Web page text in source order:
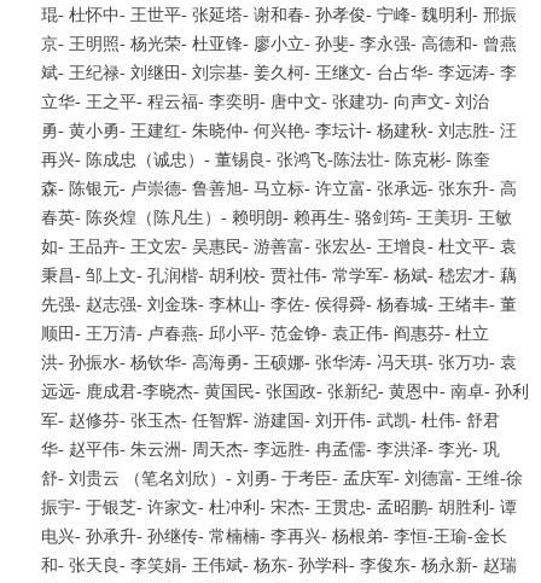
1 2 3 4
琨- 杜怀中- 王世平- 张延塔- 谢和春- 孙孝俊- 宁峰- 魏明利- 邢振
京- 王明照- 杨光荣- 杜亚锋- 廖小立- 孙斐- 李永强- 高德和- 曾燕
斌- 王纪禄- 刘继田- 刘宗基- 姜久柯- 王继文- 台占华- 李远涛- 李
立华- 王之平- 程云福- 李奕明- 唐中文- 张建功- 向声文- 刘治
勇- 黄小勇- 王建红- 朱晓仲- 何兴艳- 李坛计- 杨建秋- 刘志胜- 汪
再兴- 陈成忠（诚忠）- 董锡良- 张鸿飞-陈法壮- 陈克彬- 陈奎
森- 陈银元- 卢崇德- 鲁善旭- 马立标- 许立富- 张承远- 张东升- 高
春英- 陈炎煌（陈凡生）- 赖明朗- 赖再生- 骆剑筠- 王美玥- 王敏
如- 王品卉- 王文宏- 吴惠民- 游善富- 张宏丛- 王增良- 杜文平- 袁
秉昌- 邹上文- 孔润楷- 胡利校- 贾社伟- 常学军- 杨斌- 嵇宏才- 藕
先强- 赵志强- 刘金珠- 李林山- 李佐- 侯得舜- 杨春城- 王绪丰- 董
顺田- 王万清- 卢春燕- 邱小平- 范金铮- 袁正伟- 阎惠芬- 杜立
洪- 孙振水- 杨钦华- 高海勇- 王硕娜- 张华涛- 冯天琪- 张万功- 袁
远远- 鹿成君-李晓杰- 黄国民- 张国政- 张新纪- 黄恩中- 南卓- 孙利
军- 赵修芬- 张玉杰- 任智辉- 游建国- 刘开伟- 武凯- 杜伟- 舒君
华- 赵平伟- 朱云洲- 周天杰- 李远胜- 冉孟儒- 李洪泽- 李光- 巩
舒- 刘贵云 （笔名刘欣）- 刘勇- 于考臣- 孟庆军- 刘德富- 王维-徐
振宇- 于银芝- 许家文- 杜冲利- 宋杰- 王贯忠- 孟昭鹏- 胡胜利- 谭
电兴- 孙承升- 孙继传- 常楠楠- 李再兴- 杨根弟- 李恒-王瑜-金长
和- 张天良- 李笑娟- 王伟斌- 杨东- 孙学科- 李俊东- 杨永新- 赵瑞